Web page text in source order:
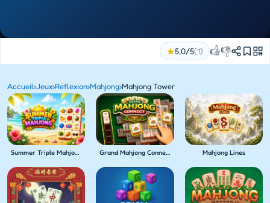
★5,0/5(1) 👍👎
Accueil›Jeux›Reflexion›Mahjong›Mahjong Tower
Summer Triple Mahjong Grand Mahjong Connect Mahjong Lines